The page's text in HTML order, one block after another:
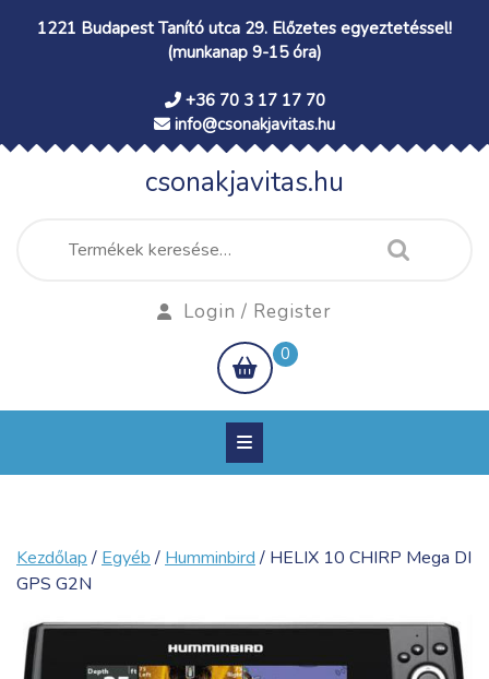
1221 Budapest Tanító utca 29. Előzetes egyeztetéssel!
(munkanap 9-15 óra)
+36 70 3 17 17 70
info@csonakjavitas.hu
csonakjavitas.hu
Keresés
a
Login / Register
shopping
cart
0
Kezdőlap/ Egyéb/ Humminbird/ HELIX 10 CHIRP Mega DI
GPS G2N